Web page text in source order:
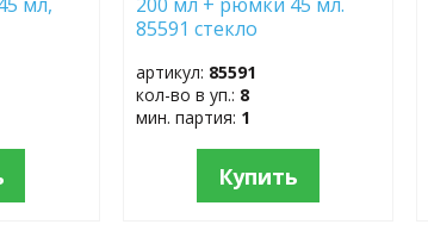
85591 стекло
артикул: 85591
кол-во в уп.: 8
мин. партия: 1
Купить